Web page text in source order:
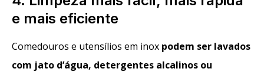
e mais eficiente
Comedouros e utensílios em inox podem ser lavados
com jato d’água, detergentes alcalinos ou